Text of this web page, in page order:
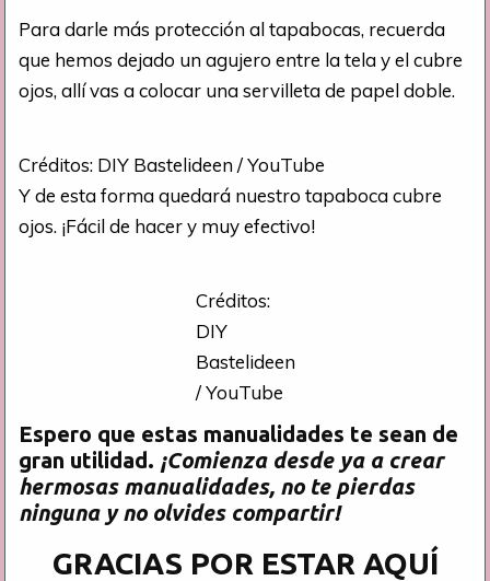
Para darle más protección al tapabocas, recuerda
que hemos dejado un agujero entre la tela y el cubre
ojos, allí vas a colocar una servilleta de papel doble.
Créditos: DIY Bastelideen / YouTube
Y de esta forma quedará nuestro tapaboca cubre
ojos. ¡Fácil de hacer y muy efectivo!
Créditos:
DIY
Bastelideen
/ YouTube
Espero que estas manualidades te sean de
gran utilidad. ¡Comienza desde ya a crear
hermosas manualidades, no te pierdas
ninguna y no olvides compartir!
GRACIAS POR ESTAR AQUÍ